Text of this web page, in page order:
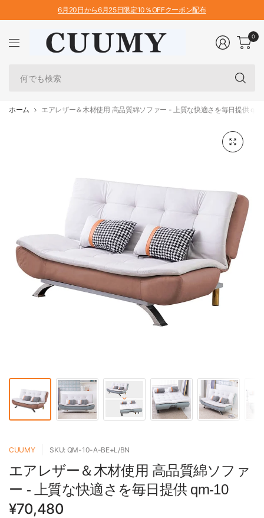
6月20日から6月25日限定10％OFFクーポン配布
0
ホーム エアレザー＆木材使用 高品質綿ソファー - 上質な快適さを毎日提供
CUUMY SKU: QM-10-A-BE+L/BN
エアレザー＆木材使用 高品質綿ソファ
ー - 上質な快適さを毎日提供 qm-10
¥70,480